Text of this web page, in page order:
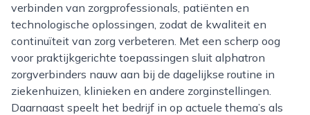
verbinden van zorgprofessionals, patiënten en
technologische oplossingen, zodat de kwaliteit en
continuïteit van zorg verbeteren. Met een scherp oog
voor praktijkgerichte toepassingen sluit alphatron
zorgverbinders nauw aan bij de dagelijkse routine in
ziekenhuizen, klinieken en andere zorginstellingen.
Daarnaast speelt het bedrijf in op actuele thema’s als